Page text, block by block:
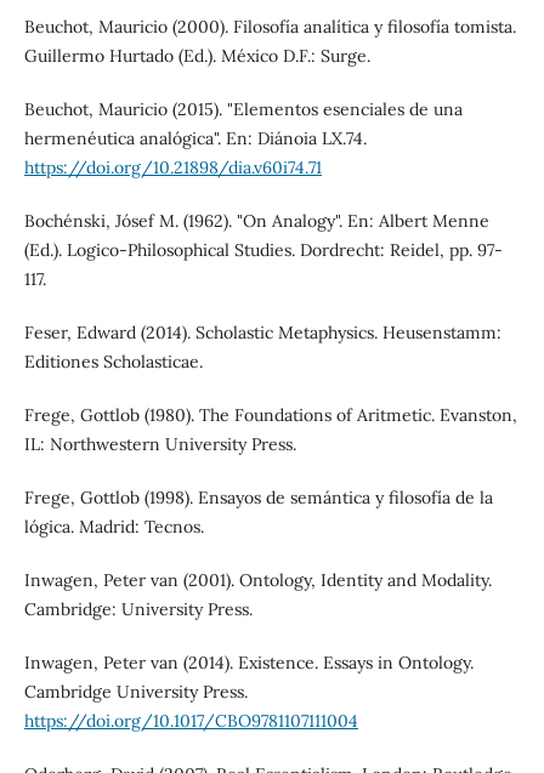
Beuchot, Mauricio (2000). Filosofía analítica y filosofía tomista.
Guillermo Hurtado (Ed.). México D.F.: Surge.
Beuchot, Mauricio (2015). "Elementos esenciales de una
hermenéutica analógica". En: Diánoia LX.74.
https://doi.org/10.21898/dia.v60i74.71
Bochénski, Jósef M. (1962). "On Analogy". En: Albert Menne
(Ed.). Logico-Philosophical Studies. Dordrecht: Reidel, pp. 97-
117.
Feser, Edward (2014). Scholastic Metaphysics. Heusenstamm:
Editiones Scholasticae.
Frege, Gottlob (1980). The Foundations of Aritmetic. Evanston,
IL: Northwestern University Press.
Frege, Gottlob (1998). Ensayos de semántica y filosofía de la
lógica. Madrid: Tecnos.
Inwagen, Peter van (2001). Ontology, Identity and Modality.
Cambridge: University Press.
Inwagen, Peter van (2014). Existence. Essays in Ontology.
Cambridge University Press.
https://doi.org/10.1017/CBO9781107111004